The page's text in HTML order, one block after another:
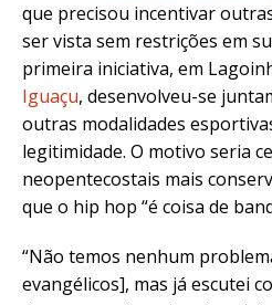
que precisou incentivar
ser vista sem restrições em
primeira iniciativa, em
Iguaçu, desenvolveu-se
outras modalidades
legitimidade. O motivo seria
neopentecostais mais
que o hip hop “é coisa de
“Não temos nenhum
evangélicos], mas já escutei